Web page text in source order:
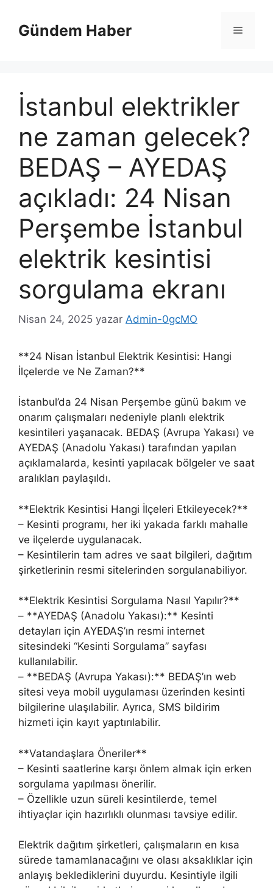
Gündem Haber Menü
İstanbul elektrikler
ne zaman gelecek?
BEDAŞ – AYEDAŞ
açıkladı: 24 Nisan
Perşembe İstanbul
elektrik kesintisi
sorgulama ekranı
Nisan 24, 2025 yazar Admin-0gcMO
**24 Nisan İstanbul Elektrik Kesintisi: Hangi
İlçelerde ve Ne Zaman?**
İstanbul’da 24 Nisan Perşembe günü bakım ve
onarım çalışmaları nedeniyle planlı elektrik
kesintileri yaşanacak. BEDAŞ (Avrupa Yakası) ve
AYEDAŞ (Anadolu Yakası) tarafından yapılan
açıklamalarda, kesinti yapılacak bölgeler ve saat
aralıkları paylaşıldı.
**Elektrik Kesintisi Hangi İlçeleri Etkileyecek?**
– Kesinti programı, her iki yakada farklı mahalle
ve ilçelerde uygulanacak.
– Kesintilerin tam adres ve saat bilgileri, dağıtım
şirketlerinin resmi sitelerinden sorgulanabiliyor.
**Elektrik Kesintisi Sorgulama Nasıl Yapılır?**
– **AYEDAŞ (Anadolu Yakası):** Kesinti
detayları için AYEDAŞ’ın resmi internet
sitesindeki “Kesinti Sorgulama” sayfası
kullanılabilir.
– **BEDAŞ (Avrupa Yakası):** BEDAŞ’ın web
sitesi veya mobil uygulaması üzerinden kesinti
bilgilerine ulaşılabilir. Ayrıca, SMS bildirim
hizmeti için kayıt yaptırılabilir.
**Vatandaşlara Öneriler**
– Kesinti saatlerine karşı önlem almak için erken
sorgulama yapılması önerilir.
– Özellikle uzun süreli kesintilerde, temel
ihtiyaçlar için hazırlıklı olunması tavsiye edilir.
Elektrik dağıtım şirketleri, çalışmaların en kısa
sürede tamamlanacağını ve olası aksaklıklar için
anlayış beklediklerini duyurdu. Kesintiyle ilgili